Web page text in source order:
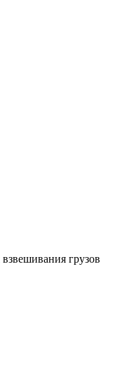
грузов